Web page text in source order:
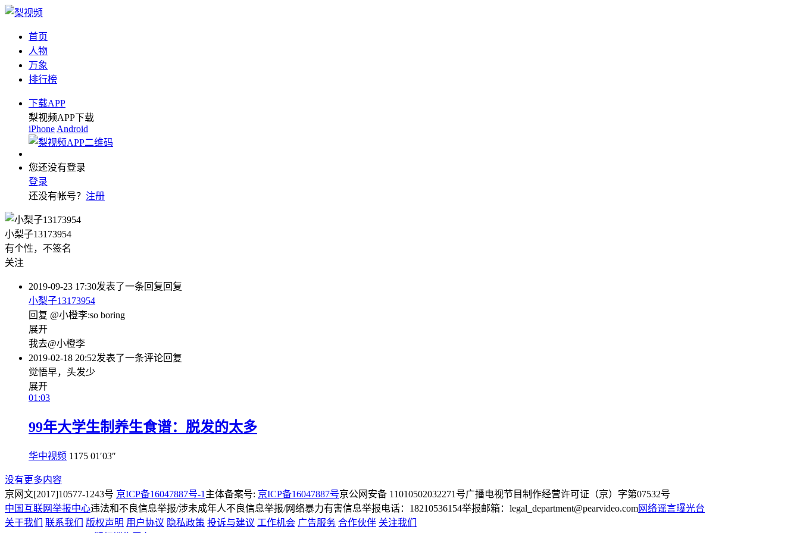
首页
人物
万象
排行榜
下载APP
梨视频APP下载
iPhone Android
您还没有登录
登录
还没有帐号？ 注册
小梨子13173954
有个性，不签名
关注
2019-09-23 17:30发表了一条回复回复
小梨子13173954
回复 @小橙李:so boring
展开
我去@小橙李
2019-02-18 20:52发表了一条评论回复
觉悟早，头发少
展开
01:03
99年大学生制养生食谱：脱发的太多
华中视频 1175 01′03″
没有更多内容
京网文[2017]10577-1243号 京ICP备16047887号-1 主体备案号: 京ICP备16047887号京公网安备 11010502032271号广播电视节目制作经营许可证（京）字第07532号
中国互联网举报中心违法和不良信息举报/涉未成年人不良信息举报/网络暴力有害信息举报电话：18210536154举报邮箱：legal_department@pearvideo.com网络谣言曝光台
关于我们
联系我们 版权声明 用户协议 隐私政策 投诉与建议 工作机会 广告服务 合作伙伴 关注我们